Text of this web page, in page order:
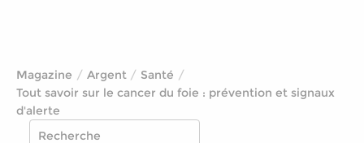
Magazine Argent
Santé
Tout savoir sur le cancer du foie : prévention et signaux
d'alerte